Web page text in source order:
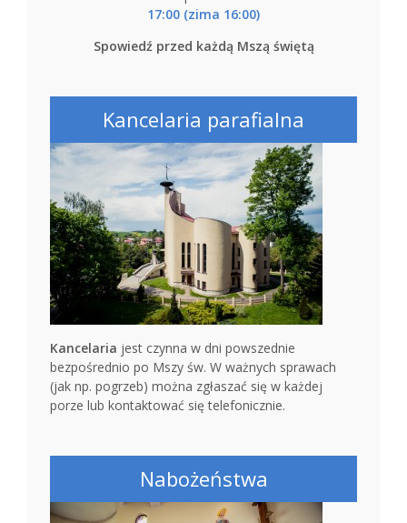
17:00 (zima 16:00)
Spowiedź przed każdą Mszą świętą
Kancelaria parafialna
Kancelaria jest czynna w dni powszednie
bezpośrednio po Mszy św. W ważnych sprawach
(jak np. pogrzeb) można zgłaszać się w każdej
porze lub kontaktować się telefonicznie.
Nabożeństwa